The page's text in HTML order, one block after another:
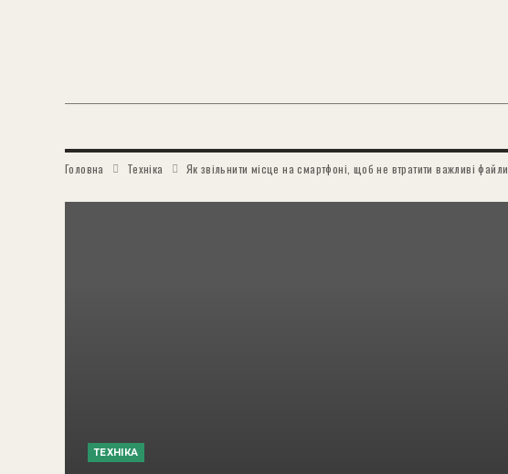
Головна Техніка Як звільнити місце на смартфоні, щоб не втратити важливі файли
ТЕХНІКА